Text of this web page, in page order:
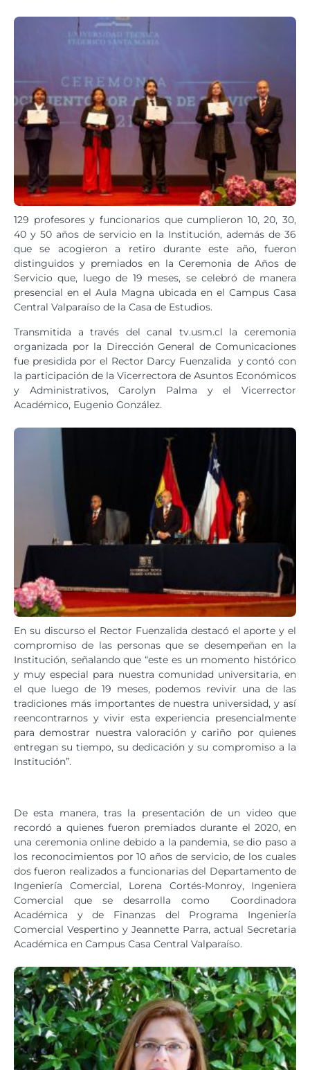
129 profesores y funcionarios que cumplieron 10, 20, 30,
40 y 50 años de servicio en la Institución, además de 36
que se acogieron a retiro durante este año, fueron
distinguidos y premiados en la Ceremonia de Años de
Servicio que, luego de 19 meses, se celebró de manera
presencial en el Aula Magna ubicada en el Campus Casa
Central Valparaíso de la Casa de Estudios.
Transmitida a través del canal tv.usm.cl la ceremonia
organizada por la Dirección General de Comunicaciones
fue presidida por el Rector Darcy Fuenzalida y contó con
la participación de la Vicerrectora de Asuntos Económicos
y Administrativos, Carolyn Palma y el Vicerrector
Académico, Eugenio González.
En su discurso el Rector Fuenzalida destacó el aporte y el
compromiso de las personas que se desempeñan en la
Institución, señalando que “este es un momento histórico
y muy especial para nuestra comunidad universitaria, en
el que luego de 19 meses, podemos revivir una de las
tradiciones más importantes de nuestra universidad, y así
reencontrarnos y vivir esta experiencia presencialmente
para demostrar nuestra valoración y cariño por quienes
entregan su tiempo, su dedicación y su compromiso a la
Institución”.
De esta manera, tras la presentación de un video que
recordó a quienes fueron premiados durante el 2020, en
una ceremonia online debido a la pandemia, se dio paso a
los reconocimientos por 10 años de servicio, de los cuales
dos fueron realizados a funcionarias del Departamento de
Ingeniería Comercial, Lorena Cortés-Monroy, Ingeniera
Comercial que se desarrolla como Coordinadora
Académica y de Finanzas del Programa Ingeniería
Comercial Vespertino y Jeannette Parra, actual Secretaria
Académica en Campus Casa Central Valparaíso.